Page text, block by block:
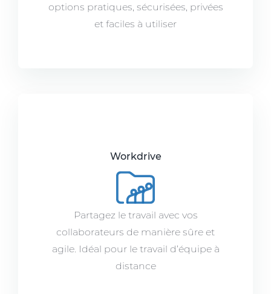
options pratiques, sécurisées, privées
et faciles à utiliser
Workdrive
Partagez le travail avec vos
collaborateurs de manière sûre et
agile. Idéal pour le travail d’équipe à
distance